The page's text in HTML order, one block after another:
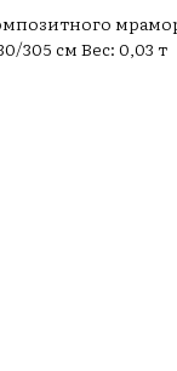
305 см Вес: 0,03 т